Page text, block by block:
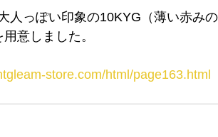
人っぽい印象の10KYG（薄い赤み
意しました。
store.com/html/page163.html